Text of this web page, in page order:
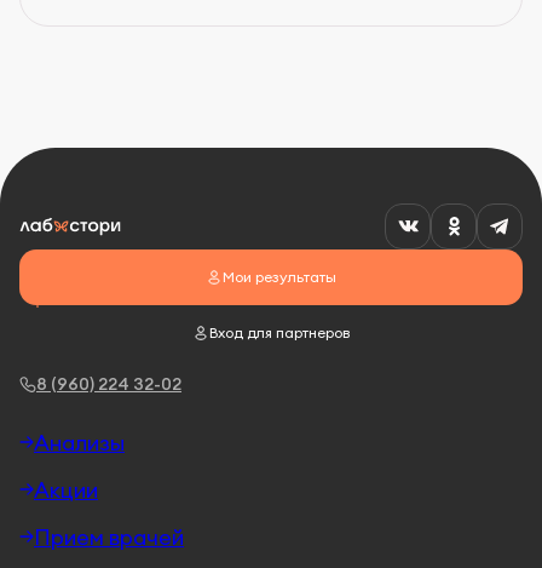
8 (960) 224 32-02
Мои результаты
Вход для партнеров
Анализы
Акции
Прием врачей